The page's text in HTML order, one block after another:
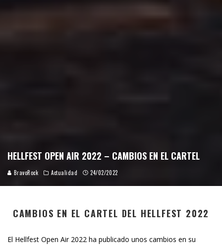
HELLFEST OPEN AIR 2022 – CAMBIOS EN EL CARTEL
BravoRock Actualidad 24/02/2022
CAMBIOS EN EL CARTEL DEL HELLFEST 2022
El Hellfest Open Air 2022 ha publicado unos cambios en su